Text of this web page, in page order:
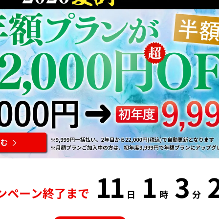
ペーン終了まで 11 日 1 時 3 分